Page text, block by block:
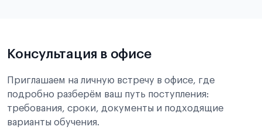
Консультация в офисе
Приглашаем на личную встречу в офисе, где
подробно разберём ваш путь поступления:
требования, сроки, документы и подходящие
варианты обучения.